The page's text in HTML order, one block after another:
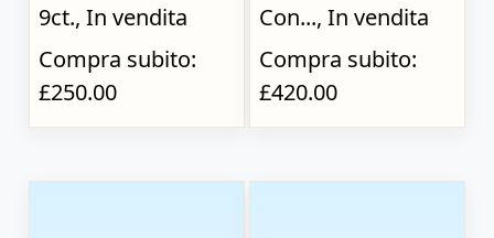
9ct., In vendita
Compra subito:
£250.00
Con..., In vendita
Compra subito:
£420.00